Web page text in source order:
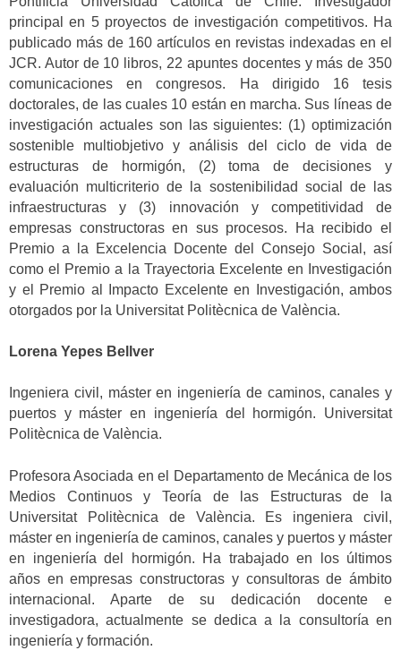
principal en 5 proyectos de investigación competitivos. Ha
publicado más de 160 artículos en revistas indexadas en el
JCR. Autor de 10 libros, 22 apuntes docentes y más de 350
comunicaciones en congresos. Ha dirigido 16 tesis
doctorales, de las cuales 10 están en marcha. Sus líneas de
investigación actuales son las siguientes: (1) optimización
sostenible multiobjetivo y análisis del ciclo de vida de
estructuras de hormigón, (2) toma de decisiones y
evaluación multicriterio de la sostenibilidad social de las
infraestructuras y (3) innovación y competitividad de
empresas constructoras en sus procesos. Ha recibido el
Premio a la Excelencia Docente del Consejo Social, así
como el Premio a la Trayectoria Excelente en Investigación
y el Premio al Impacto Excelente en Investigación, ambos
otorgados por la Universitat Politècnica de València.
Lorena Yepes Bellver
Ingeniera civil, máster en ingeniería de caminos, canales y
puertos y máster en ingeniería del hormigón. Universitat
Politècnica de València.
Profesora Asociada en el Departamento de Mecánica de los
Medios Continuos y Teoría de las Estructuras de la
Universitat Politècnica de València. Es ingeniera civil,
máster en ingeniería de caminos, canales y puertos y máster
en ingeniería del hormigón. Ha trabajado en los últimos
años en empresas constructoras y consultoras de ámbito
internacional. Aparte de su dedicación docente e
investigadora, actualmente se dedica a la consultoría en
ingeniería y formación.